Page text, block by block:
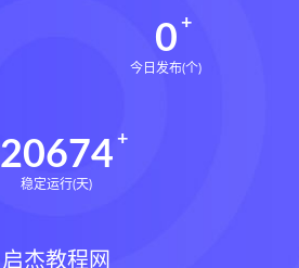
0
今日发布(个)
20674
稳定运行(天)
启杰教程网